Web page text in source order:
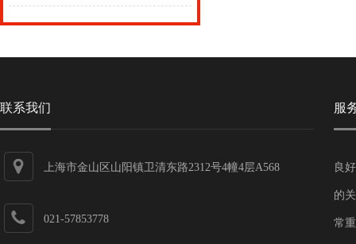
联系我们
上海市金山区山阳镇卫清东路2312号4幢4层A568
021-57853778
服
良
的
常